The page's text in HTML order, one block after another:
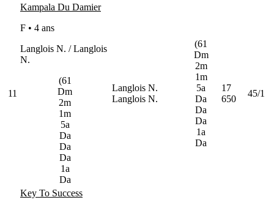
11
Kampala Du Damier
F • 4 ans
Langlois N. / Langlois
N.
(61
Dm
2m
1m
5a
Da
Da
Da
1a
Da
Langlois N.
Langlois N.
(61
Dm
2m
1m
5a
Da
Da
Da
1a
Da
17
650
45/1
Key To Success